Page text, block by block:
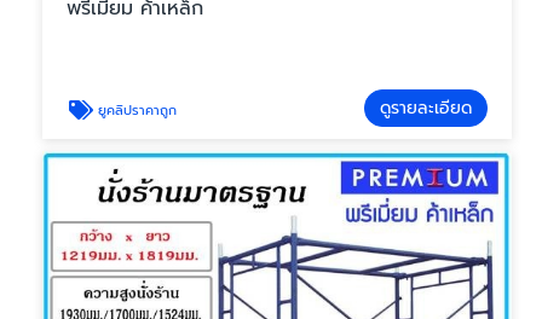
พรีเมี่ยม ค้าเหล็ก
ยูคลิปราคาถูก ดูรายละเอียด